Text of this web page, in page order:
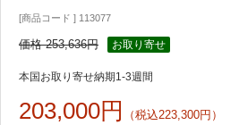
[商品コード ] 113077
価格 253,636円 お取り寄せ
本国お取り寄せ納期1-3週間
203,000円 （税込223,300円）